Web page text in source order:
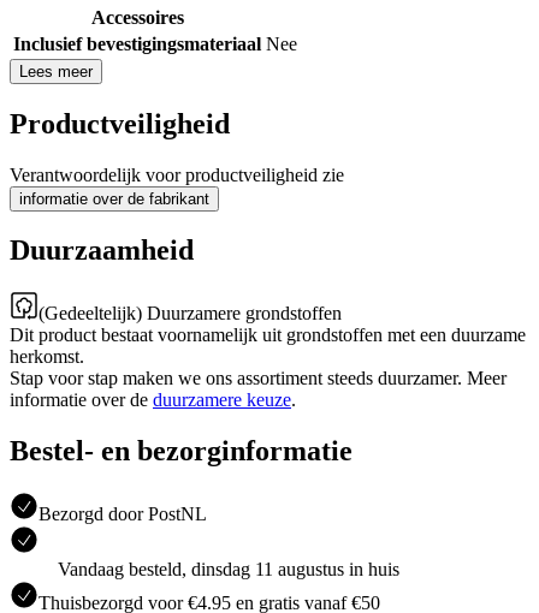
Accessoires
Inclusief bevestigingsmateriaal Nee
Lees meer
Productveiligheid
Verantwoordelijk voor productveiligheid zie
informatie over de fabrikant
Duurzaamheid
(Gedeeltelijk) Duurzamere grondstoffen
Dit product bestaat voornamelijk uit grondstoffen met een duurzame
herkomst.
Stap voor stap maken we ons assortiment steeds duurzamer. Meer
informatie over de duurzamere keuze.
Bestel- en bezorginformatie
Bezorgd door PostNL
Vandaag besteld, dinsdag 11 augustus in huis
Thuisbezorgd voor €4.95 en gratis vanaf €50